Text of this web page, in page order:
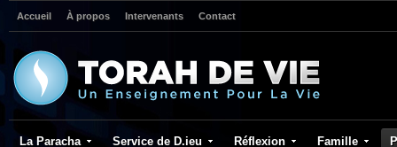
Accueil À propos Intervenants Contact
La Paracha Service de D.ieu Réflexion Famille